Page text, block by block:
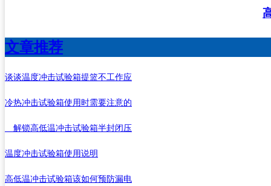
文章推荐
谈谈温度冲击试验箱提篮不工作应
冷热冲击试验箱使用时需要注意的
解锁高低温冲击试验箱半封闭压
温度冲击试验箱使用说明
高低温冲击试验箱该如何预防漏电